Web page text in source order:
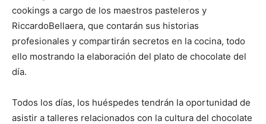
cookings a cargo de los maestros pasteleros y
RiccardoBellaera, que contarán sus historias
profesionales y compartirán secretos en la cocina, todo
ello mostrando la elaboración del plato de chocolate del
día.
Todos los días, los huéspedes tendrán la oportunidad de
asistir a talleres relacionados con la cultura del chocolate